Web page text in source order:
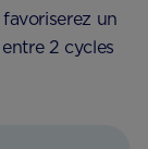
un
2 cycles